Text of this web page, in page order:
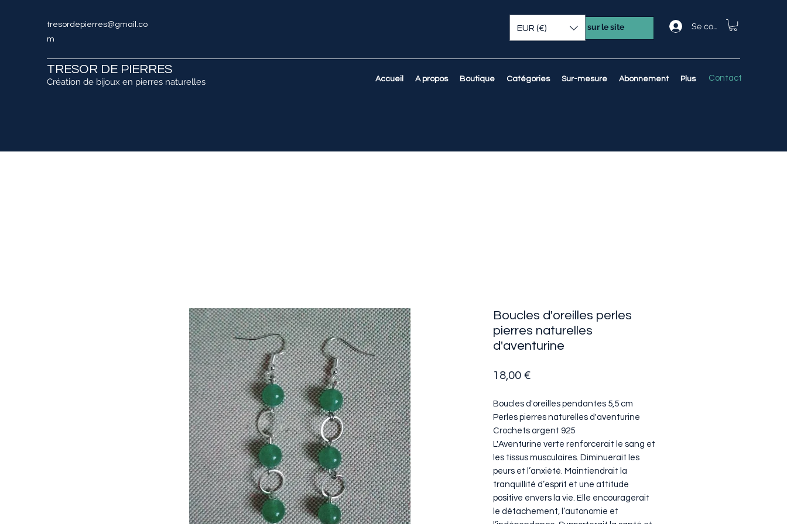
tresordepierres@gmail.co
m
Se connecter
TRESOR DE PIERRES
Création de bijoux en pierres naturelles Accueil A propos Boutique Catégories Sur-mesure Abonnement Plus Contact
EUR (€)
Boucles d'oreilles perles
pierres naturelles
d'aventurine
18,00 €Prix
Boucles d'oreilles pendantes 5,5 cm
Perles pierres naturelles d'aventurine
Crochets argent 925
L'Aventurine verte renforcerait le sang et
les tissus musculaires. Diminuerait les
peurs et l’anxiété. Maintiendrait la
tranquillité d’esprit et une attitude
positive envers la vie. Elle encouragerait
le détachement, l’autonomie et